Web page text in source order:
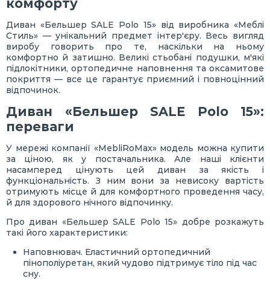
комфорту
Диван «Бельшер SALE Polo 15» від виробника «Меблі
Стиль» — унікальний предмет інтер'єру. Весь вигляд
виробу говорить про те, наскільки на ньому
комфортно й затишно. Великі стьобані подушки, м'які
підлокітники, ортопедичне наповнення та оксамитове
покриття — все це гарантує приємний і повноцінний
відпочинок.
Диван «Бельшер SALE Polo 15»:
переваги
У мережі компанії «MebliRoMax» модель можна купити
за ціною, як у постачальника. Але наші клієнти
насамперед цінують цей диван за якість і
функціональність. З ним вони за невисоку вартість
отримують місце й для комфортного проведення часу,
й для здорового нічного відпочинку.
Про диван «Бельшер SALE Polo 15» добре розкажуть
такі його характеристики:
Наповнювач. Еластичний ортопедичний
пінополіуретан, який чудово підтримує тіло під час
сну.